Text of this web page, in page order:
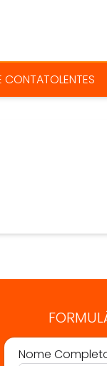
CONTATOLENTES
Nome